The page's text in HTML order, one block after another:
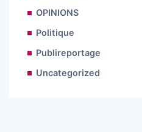
OPINIONS
Politique
Publireportage
Uncategorized